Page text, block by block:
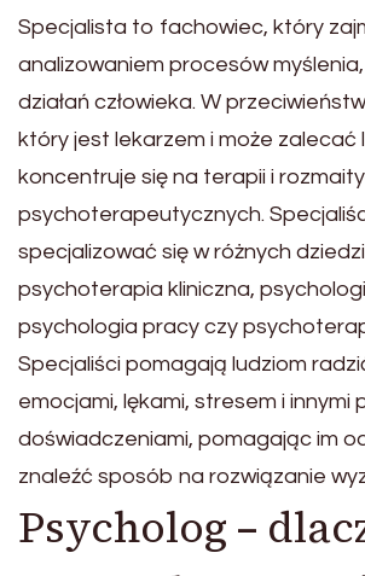
Specjalista to fachowiec, który
analizowaniem procesów
działań człowieka. W
który jest lekarzem i może zalecać
koncentruje się na terapii i
psychoterapeutycznych.
specjalizować się w różnych
psychoterapia kliniczna,
psychologia pracy czy
Specjaliści pomagają ludziom
emocjami, lękami, stresem i innymi
doświadczeniami, pomagając im
znaleźć sposób na rozwiązanie
Psycholog –